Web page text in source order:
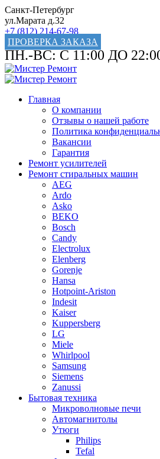
Санкт-Петербург
ул.Марата д.32
+7 (812) 214-67-98
ПРОВЕРКА ЗАКАЗА
ПН.-ВС: С 11:00 ДО
Главная
О компании
Отзывы о нашей работе
Политика
Вакансии
Гарантия
Ремонт усилителей
Ремонт стиральных машин
AEG
Ardo
Asko
BEKO
Bosch
Candy
Electrolux
Elenberg
Gorenje
Hansa
Hotpoint-Ariston
Indesit
Kaiser
Kuppersberg
LG
Miele
Whirlpool
Samsung
Siemens
Zanussi
Бытовая техника
Микроволновые печи
Автомагнитолы
Утюги
Philips
Tefal